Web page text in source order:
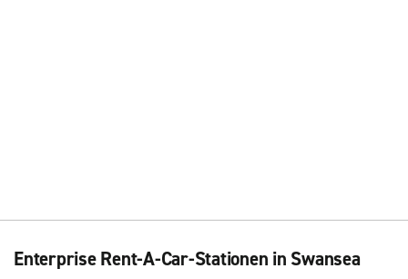
Enterprise Rent-A-Car-Stationen in Swansea